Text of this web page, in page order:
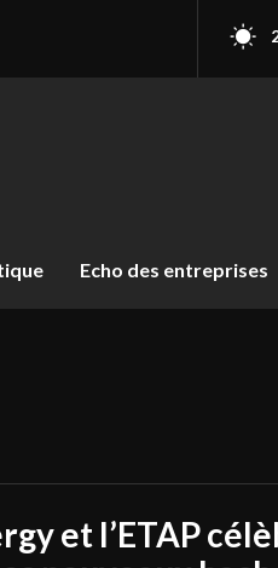
Echo des entreprises
et l’ETAP